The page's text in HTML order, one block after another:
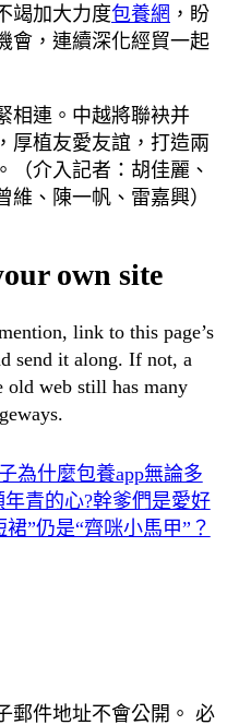
竭加大力度包養網 ，盼
會，連續深化經貿一起
相連。中越將聯袂并
厚植友愛友誼，打造兩
（介入記者：胡佳麗、
、陳一帆、雷嘉興）
own site
link to this page’s
send it along. If not, a
old web still has many
為什麼包養app無論多
年青的心?幹爹們是愛好
裙”仍是“齊咪小馬甲”？
郵件地址不會公開。 必